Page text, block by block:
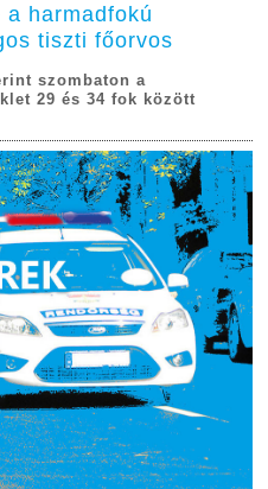
harmadfokú
tiszti főorvos
szombaton a
29 és 34 fok között